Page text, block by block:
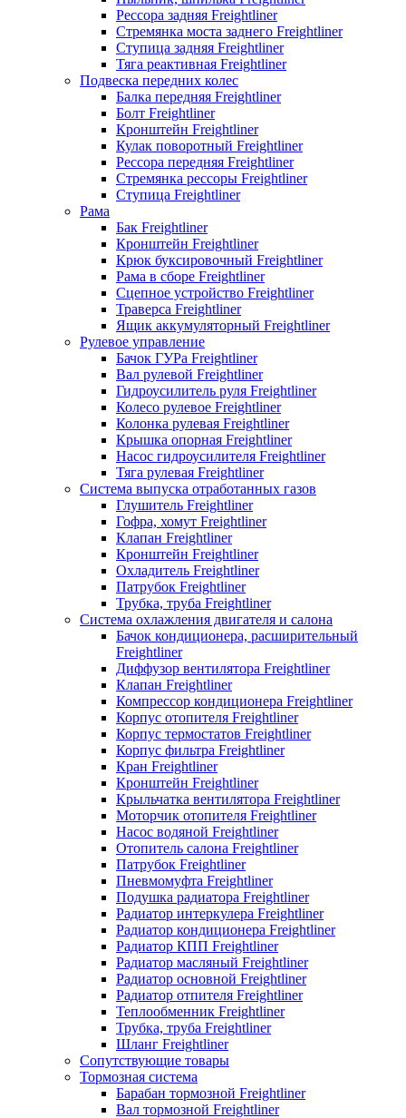
Рессора задняя Freightliner
Стремянка моста заднего Freightliner
Ступица задняя Freightliner
Тяга реактивная Freightliner
Подвеска передних колес
Балка передняя Freightliner
Болт Freightliner
Кронштейн Freightliner
Кулак поворотный Freightliner
Рессора передняя Freightliner
Стремянка рессоры Freightliner
Ступица Freightliner
Рама
Бак Freightliner
Кронштейн Freightliner
Крюк буксировочный Freightliner
Рама в сборе Freightliner
Сцепное устройство Freightliner
Траверса Freightliner
Ящик аккумуляторный Freightliner
Рулевое управление
Бачок ГУРа Freightliner
Вал рулевой Freightliner
Гидроусилитель руля Freightliner
Колесо рулевое Freightliner
Колонка рулевая Freightliner
Крышка опорная Freightliner
Насос гидроусилителя Freightliner
Тяга рулевая Freightliner
Система выпуска отработанных газов
Глушитель Freightliner
Гофра, хомут Freightliner
Клапан Freightliner
Кронштейн Freightliner
Охладитель Freightliner
Патрубок Freightliner
Трубка, труба Freightliner
Система охлажления двигателя и салона
Бачок кондиционера, расширительный
Freightliner
Диффузор вентилятора Freightliner
Клапан Freightliner
Компрессор кондиционера Freightliner
Корпус отопителя Freightliner
Корпус термостатов Freightliner
Корпус фильтра Freightliner
Кран Freightliner
Кронштейн Freightliner
Крыльчатка вентилятора Freightliner
Моторчик отопителя Freightliner
Насос водяной Freightliner
Отопитель салона Freightliner
Патрубок Freightliner
Пневмомуфта Freightliner
Подушка радиатора Freightliner
Радиатор интеркулера Freightliner
Радиатор кондиционера Freightliner
Радиатор КПП Freightliner
Радиатор масляный Freightliner
Радиатор основной Freightliner
Радиатор отпителя Freightliner
Теплообменник Freightliner
Трубка, труба Freightliner
Шланг Freightliner
Сопутствующие товары
Тормозная система
Барабан тормозной Freightliner
Вал тормозной Freightliner